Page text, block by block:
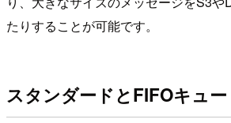
たりすることが可能です。
スタンダードとFIFOキュー